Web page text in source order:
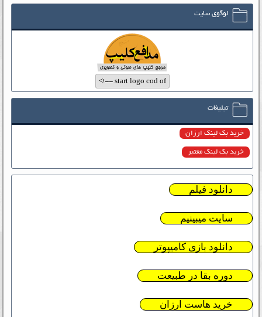
لوگوی سایت
تبلیغات
خرید بک لینک ارزان
خرید بک لینک معتبر
دانلود فیلم
سایت میبینیم
دانلود بازی کامیپوتر
دوره بقا در طبیعت
خرید هاست ارزان